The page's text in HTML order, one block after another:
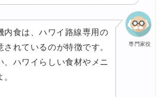
専門家役
内食は、ハワイ路線専用の
れているのが特徴です。
、ハワイらしい食材やメニ